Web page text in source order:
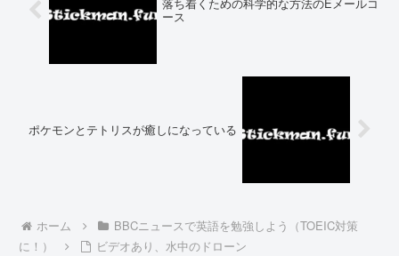
落ち着くための科学的な方法のEメールコ
ース
ポケモンとテトリスが癒しになっている
ホーム
BBCニュースで英語を勉強しよう（TOEIC対策
に！）
ビデオあり、水中のドローン